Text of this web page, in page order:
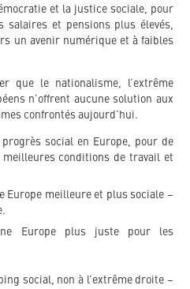
et la justice sociale, pour
salaires et pensions plus élevés,
un avenir numérique et à faibles
que le nationalisme, l’extrême
n’offrent aucune solution aux
confrontés aujourd’hui.
social en Europe, pour de
conditions de travail et
Europe meilleure et plus sociale –
Europe plus juste pour les
social, non à l’extrême droite –